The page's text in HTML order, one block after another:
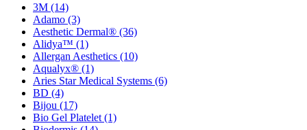
3M (14)
Adamo (3)
Aesthetic Dermal® (36)
Alidya™ (1)
Allergan Aesthetics (10)
Aqualyx® (1)
Aries Star Medical Systems (6)
BD (4)
Bijou (17)
Bio Gel Platelet (1)